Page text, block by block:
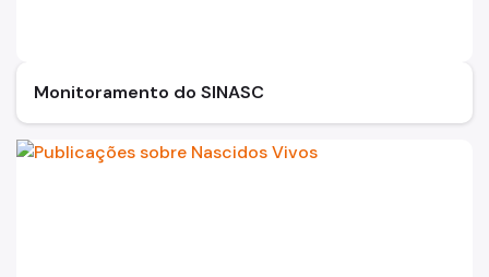
Monitoramento do SINASC